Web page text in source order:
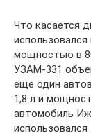
Что касается
мощностью в
УЗАМ-331
еще один
1,8 л и
автомобиль